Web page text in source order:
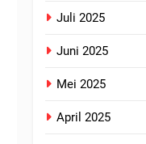
Juli 2025
Juni 2025
Mei 2025
April 2025